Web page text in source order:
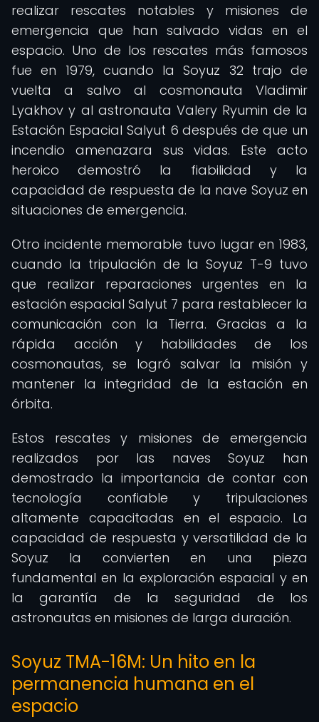
realizar rescates notables y misiones de
emergencia que han salvado vidas en el
espacio. Uno de los rescates más famosos
fue en 1979, cuando la Soyuz 32 trajo de
vuelta a salvo al cosmonauta Vladimir
Lyakhov y al astronauta Valery Ryumin de la
Estación Espacial Salyut 6 después de que un
incendio amenazara sus vidas. Este acto
heroico demostró la fiabilidad y la
capacidad de respuesta de la nave Soyuz en
situaciones de emergencia.
Otro incidente memorable tuvo lugar en 1983,
cuando la tripulación de la Soyuz T-9 tuvo
que realizar reparaciones urgentes en la
estación espacial Salyut 7 para restablecer la
comunicación con la Tierra. Gracias a la
rápida acción y habilidades de los
cosmonautas, se logró salvar la misión y
mantener la integridad de la estación en
órbita.
Estos rescates y misiones de emergencia
realizados por las naves Soyuz han
demostrado la importancia de contar con
tecnología confiable y tripulaciones
altamente capacitadas en el espacio. La
capacidad de respuesta y versatilidad de la
Soyuz la convierten en una pieza
fundamental en la exploración espacial y en
la garantía de la seguridad de los
astronautas en misiones de larga duración.
Soyuz TMA-16M: Un hito en la
permanencia humana en el
espacio